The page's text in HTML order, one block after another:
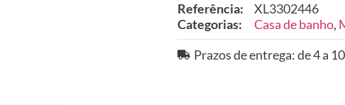
Referência:
XL3302446
Categorias:
Casa de banho,
Prazos de entrega: de 4 a